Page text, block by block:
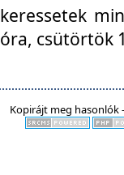
keressetek
óra, csütörtök
Kopirájt meg hasonlók